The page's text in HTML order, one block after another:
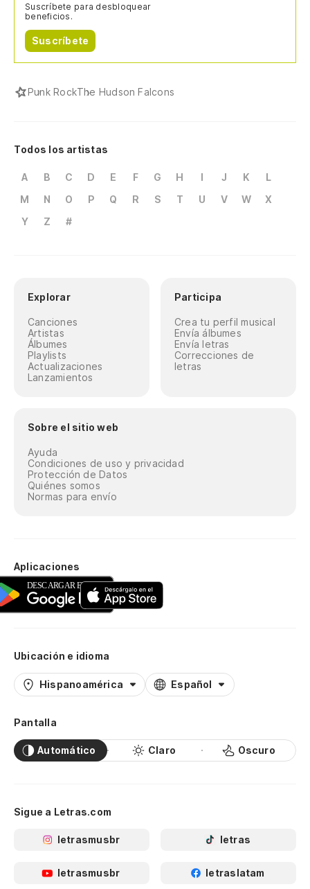
Suscríbete para desbloquear
beneficios.
Suscríbete
Punk RockThe Hudson Falcons
Todos los artistas
A B C D E F G H I J K
L
M
N O P Q R S T U V W
X
Y
Z #
Explorar
Canciones
Artistas
Álbumes
Playlists
Actualizaciones
Lanzamientos
Participa
Crea tu perfil musical
Envía álbumes
Envía letras
Correcciones de
letras
Sobre el sitio web
Ayuda
Condiciones de uso y privacidad
Protección de Datos
Quiénes somos
Normas para envío
Aplicaciones
Ubicación e idioma
Hispanoamérica Español
Pantalla
Automático Claro Oscuro
Sigue a Letras.com
letrasmusbr letras
letrasmusbr letraslatam